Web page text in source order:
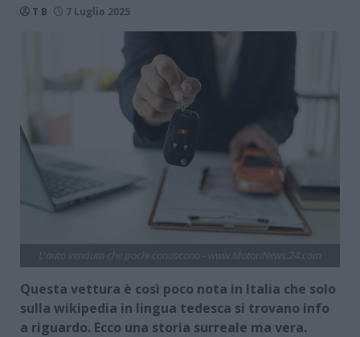
T B 7 Luglio 2025
Questa vettura è così poco nota in Italia che solo
sulla wikipedia in lingua tedesca si trovano info
a riguardo. Ecco una storia surreale ma vera.